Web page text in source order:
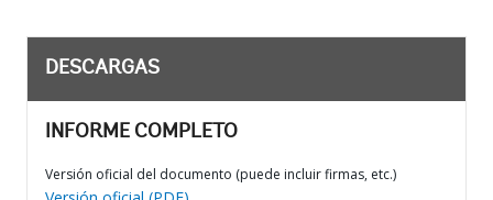
DESCARGAS
INFORME COMPLETO
Versión oficial del documento (puede incluir firmas, etc.)